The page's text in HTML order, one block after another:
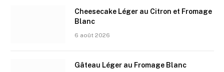
Cheesecake Léger au Citron et Fromage
Blanc
6 août 2026
Gâteau Léger au Fromage Blanc